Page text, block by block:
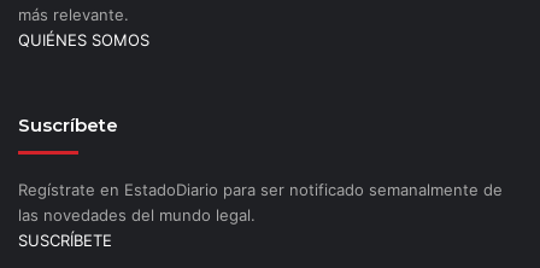
más relevante.
QUIÉNES SOMOS
Suscríbete
Regístrate en EstadoDiario para ser notificado semanalmente de
las novedades del mundo legal.
SUSCRÍBETE